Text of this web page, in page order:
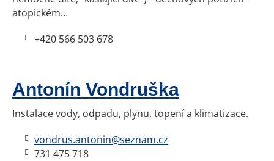
atopickém…
+420 566 503 678
Antonín Vondruška
Instalace vody, odpadu, plynu, topení a klimatizace.
vondrus.antonin@seznam.cz
731 475 718